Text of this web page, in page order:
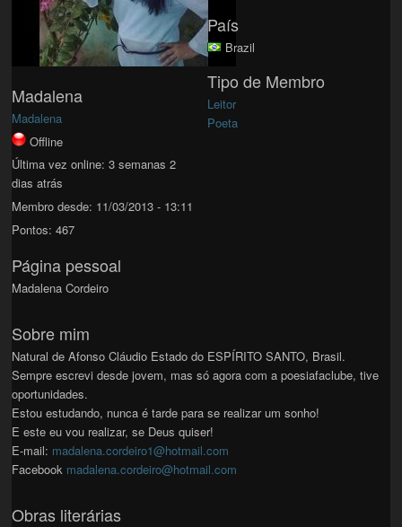
Madalena
Madalena
Offline
Última vez online: 3 semanas 2
dias atrás
Membro desde: 11/03/2013 - 13:11
Pontos: 467
País
Brazil
Tipo de Membro
Leitor
Poeta
Página pessoal
Madalena Cordeiro
Sobre mim
Natural de Afonso Cláudio Estado do ESPÍRITO SANTO, Brasil.
Sempre escrevi desde jovem, mas só agora com a poesiafaclube, tive
oportunidades.
Estou estudando, nunca é tarde para se realizar um sonho!
E este eu vou realizar, se Deus quiser!
E-mail: madalena.cordeiro1@hotmail.com
Facebook madalena.cordeiro@hotmail.com
Obras literárias